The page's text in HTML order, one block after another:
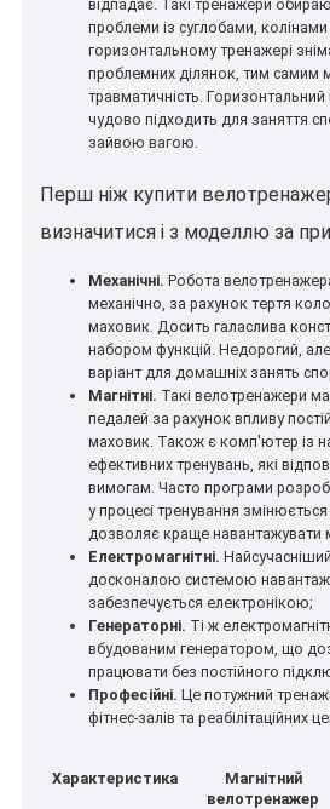
відпадає. Такі тренажери
проблеми із суглобами,
горизонтальному тренажері
проблемних ділянок, тим самим
травматичність.
чудово підходить для заняття
зайвою вагою.
Перш ніж купити
визначитися і з моделлю за
Механічні. Робота
механічно, за рахунок тертя
маховик. Досить галаслива
набором функцій. Недорогий,
варіант для домашніх занять
Магнітні. Такі велотренажери
педалей за рахунок впливу
маховик. Також є комп'ютер із
ефективних тренувань, які
вимогам. Часто програми
у процесі тренування
дозволяє краще навантажувати
Електромагнітні.
досконалою системою
забезпечується електронікою;
Генераторні. Ті ж
вбудованим генератором, що
працювати без постійного
Професійні. Це потужний
фітнес-залів та реабілітаційних
Характеристика
Магнітний
велотренажер